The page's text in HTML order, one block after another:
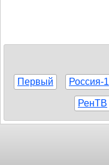
Первый Россия-1
РенТВ